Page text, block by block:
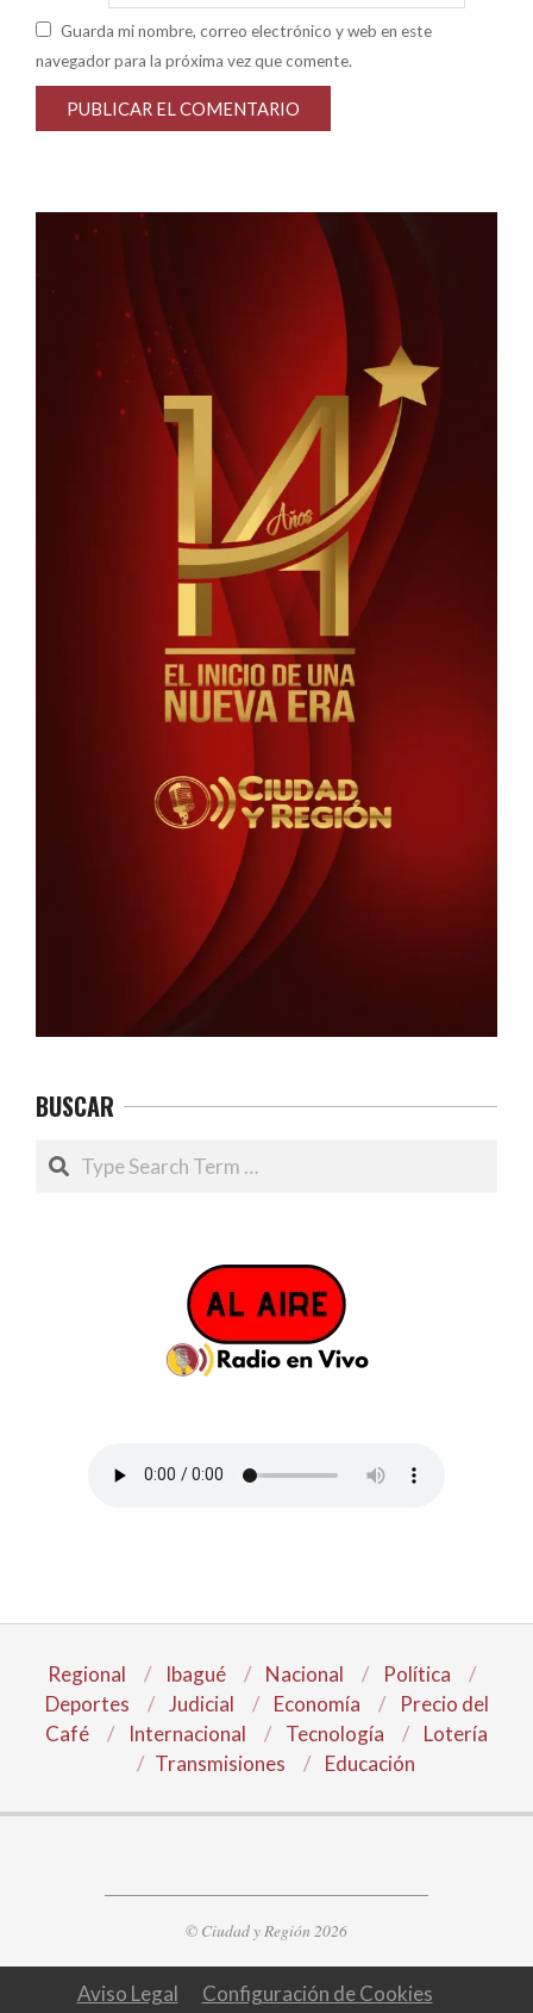
Guarda mi nombre, correo electrónico y web en este
navegador para la próxima vez que comente.
BUSCAR
Search
Regional Ibagué Nacional
Política
Deportes
Judicial Economía
Precio del
Café
Internacional Tecnología
Lotería
Transmisiones
Educación
© Ciudad y Región 2026
Aviso Legal
Configuración de Cookies